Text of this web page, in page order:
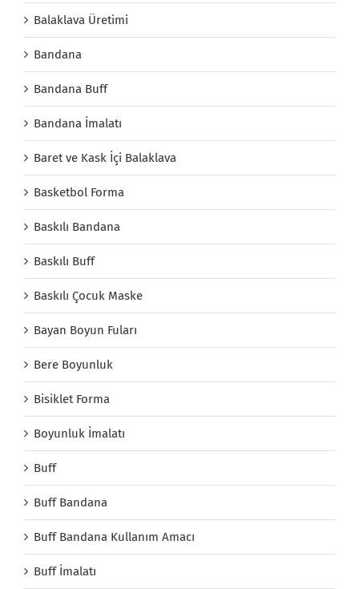
Balaklava Üretimi
Bandana
Bandana Buff
Bandana İmalatı
Baret ve Kask İçi Balaklava
Basketbol Forma
Baskılı Bandana
Baskılı Buff
Baskılı Çocuk Maske
Bayan Boyun Fuları
Bere Boyunluk
Bisiklet Forma
Boyunluk İmalatı
Buff
Buff Bandana
Buff Bandana Kullanım Amacı
Buff İmalatı